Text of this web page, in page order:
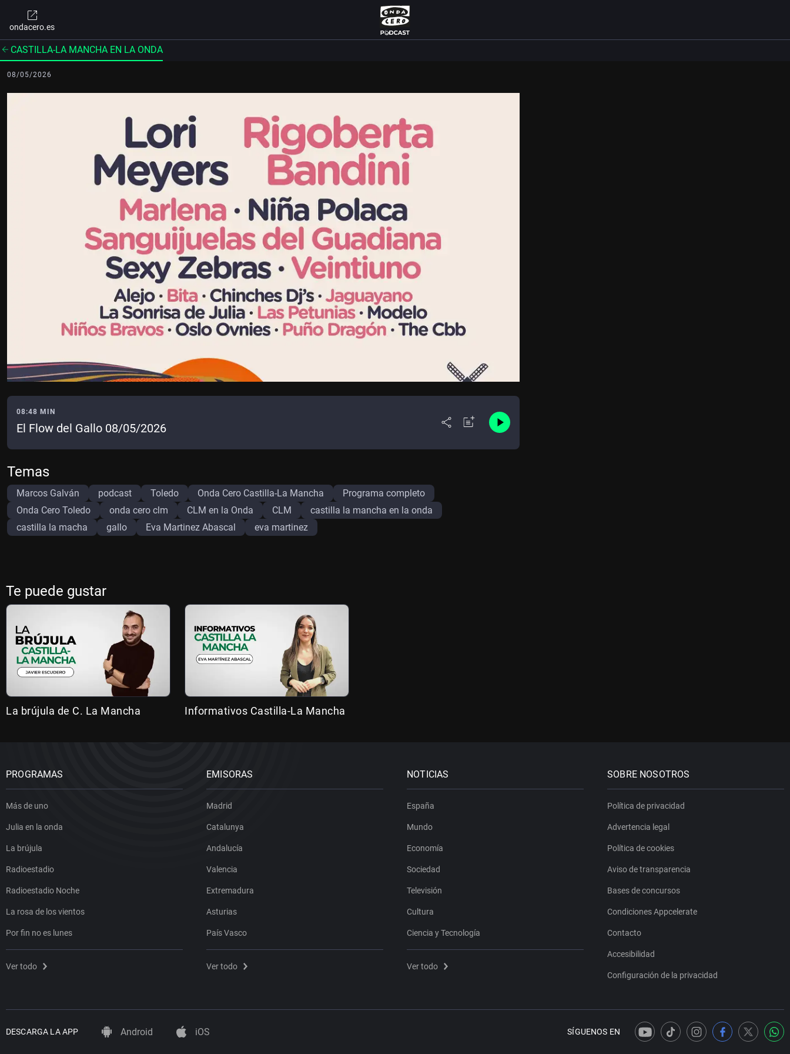
ondacero.es
CASTILLA-LA MANCHA EN LA ONDA
08/05/2026
08:48 MIN
El Flow del Gallo 08/05/2026
Temas
Marcos Galván podcast Toledo Onda Cero Castilla-La Mancha
Programa completo
Onda Cero Toledo
onda cero clm CLM en la Onda CLM
castilla la mancha en la onda
castilla la macha
gallo Eva Martinez Abascal eva martinez
Te puede gustar
La brújula de C. La Mancha Informativos Castilla-La Mancha
PROGRAMAS
Más de uno
Julia en la onda
La brújula
Radioestadio
Radioestadio Noche
La rosa de los vientos
Por fin no es lunes
Ver todo
EMISORAS
Madrid
Catalunya
Andalucía
Valencia
Extremadura
Asturias
País Vasco
Ver todo
NOTICIAS
España
Mundo
Economía
Sociedad
Televisión
Cultura
Ciencia y Tecnología
Ver todo
SOBRE NOSOTROS
Política de privacidad
Advertencia legal
Política de cookies
Aviso de transparencia
Bases de concursos
Condiciones Appcelerate
Contacto
Accesibilidad
Configuración de la privacidad
DESCARGA LA APP Android iOS SÍGUENOS EN